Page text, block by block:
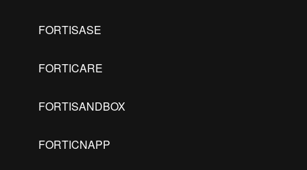
FORTISASE
FORTICARE
FORTISANDBOX
FORTICNAPP